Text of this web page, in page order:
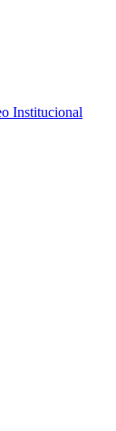
Institucional